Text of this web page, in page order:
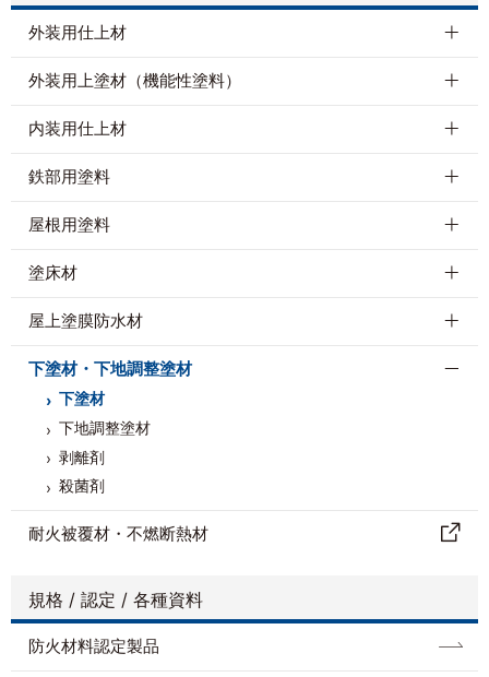
外装用仕上材
外装用上塗材（機能性塗料）
内装用仕上材
鉄部用塗料
屋根用塗料
塗床材
屋上塗膜防水材
下塗材・下地調整塗材
下塗材
下地調整塗材
剥離剤
殺菌剤
耐⽕被覆材・不燃断熱材
規格 / 認定 / 各種資料
防⽕材料認定製品